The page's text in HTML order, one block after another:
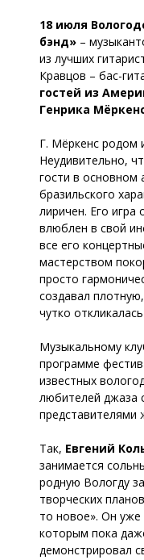
18 июля
бэнд» –
из лучших
Кравцов – бас-
гостей из
Генрика
Г. Мёркенс родом
Неудивительно,
гости в основном
бразильского
лиричен. Его
влюблен в свой
все его
мастерством
просто
создавал
чутко
Музыкальному
программе
известных
любителей джаза
представителями
Так, Евгений
занимается
родную Вологду
творческих
то новое». Он уже
которым пока
демонстрировал